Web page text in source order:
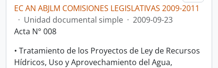
EC AN ABJLM COMISIONES LEGISLATIVAS 2009-2011
· Unidad documental simple · 2009-09-23
Acta N° 008
• Tratamiento de los Proyectos de Ley de Recursos
Hídricos, Uso y Aprovechamiento del Agua,